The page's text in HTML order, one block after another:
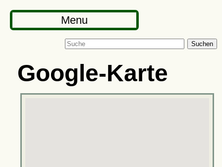
Menu
Suchen
Google-Karte